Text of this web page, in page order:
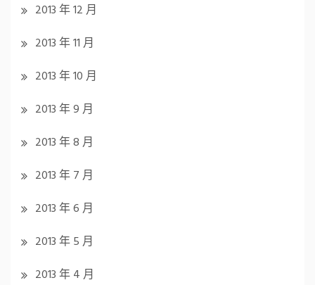
2013 年 12 月
2013 年 11 月
2013 年 10 月
2013 年 9 月
2013 年 8 月
2013 年 7 月
2013 年 6 月
2013 年 5 月
2013 年 4 月